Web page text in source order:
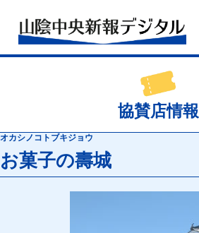
協賛店情報
オカシノコトブキジョウ
お菓子の壽城